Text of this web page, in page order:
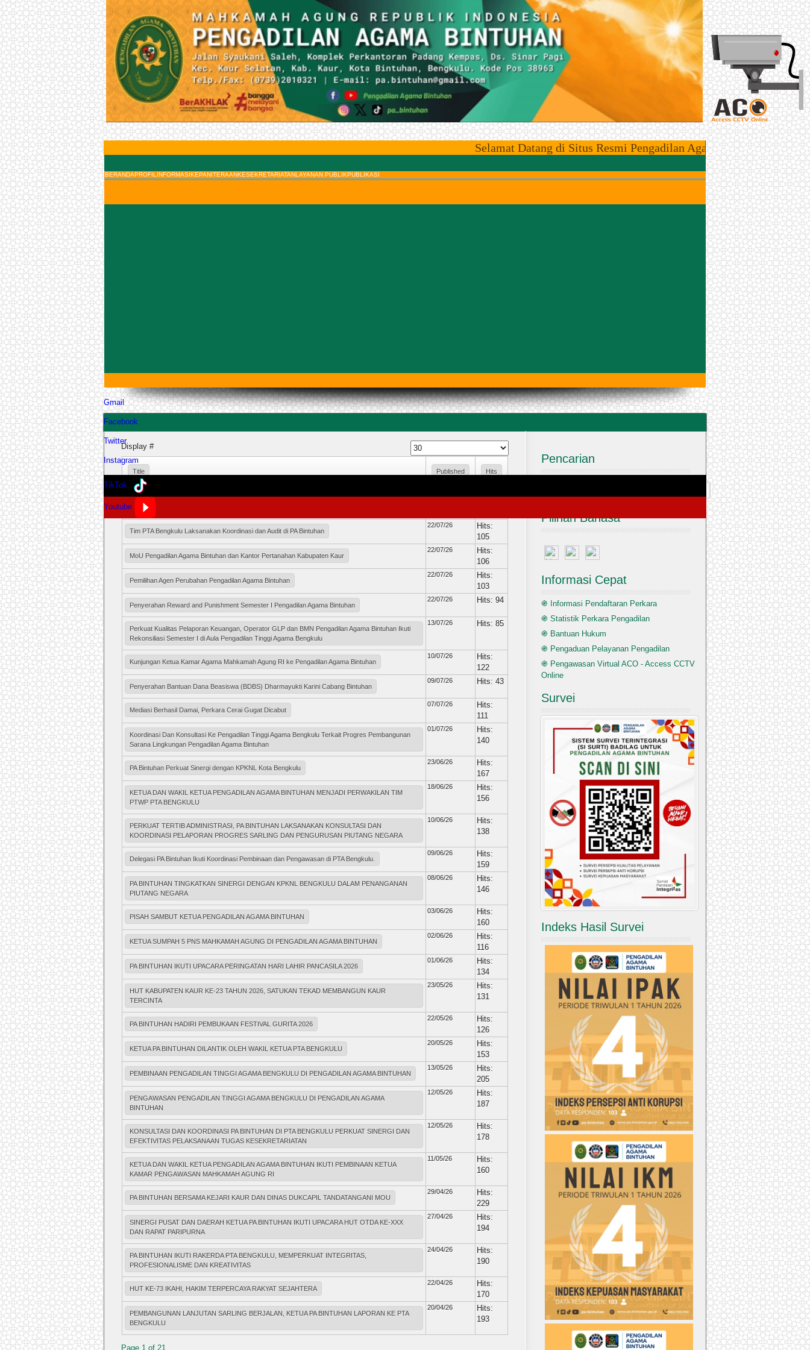
Selamat Datang di Situs Resmi Pengadilan Agama Bintuhan, Kawasan
BERANDAPROFIL INFORMASIKEPANITERAANKESEKRETARIATANLAYANAN PUBLIKPUBLIKASI
Gmail
Facebook
Twitter
Instagram
TikTok
Youtube
Display #
Title
Published
Hits
Alhamdulillah! Mediasi Perkara Cerai Gugat di PA Bintuhan Berhasil Damai
Tim PTA Bengkulu Laksanakan Koordinasi dan Audit di PA Bintuhan
22/07/26
Hits:
105
MoU Pengadilan Agama Bintuhan dan Kantor Pertanahan Kabupaten Kaur
22/07/26
Hits:
106
Pemilihan Agen Perubahan Pengadilan Agama Bintuhan
22/07/26
Hits:
103
Penyerahan Reward and Punishment Semester I Pengadilan Agama Bintuhan
22/07/26 Hits: 94
Perkuat Kualitas Pelaporan Keuangan, Operator GLP dan BMN Pengadilan Agama Bintuhan Ikuti
Rekonsiliasi Semester I di Aula Pengadilan Tinggi Agama Bengkulu
13/07/26 Hits: 85
Kunjungan Ketua Kamar Agama Mahkamah Agung RI ke Pengadilan Agama Bintuhan
10/07/26
Hits:
122
Penyerahan Bantuan Dana Beasiswa (BDBS) Dharmayukti Karini Cabang Bintuhan
09/07/26 Hits: 43
Mediasi Berhasil Damai, Perkara Cerai Gugat Dicabut
07/07/26
Hits:
111
Koordinasi Dan Konsultasi Ke Pengadilan Tinggi Agama Bengkulu Terkait Progres Pembangunan
Sarana Lingkungan Pengadilan Agama Bintuhan
01/07/26
Hits:
140
PA Bintuhan Perkuat Sinergi dengan KPKNL Kota Bengkulu
23/06/26
Hits:
167
KETUA DAN WAKIL KETUA PENGADILAN AGAMA BINTUHAN MENJADI PERWAKILAN TIM
PTWP PTA BENGKULU
18/06/26
Hits:
156
PERKUAT TERTIB ADMINISTRASI, PA BINTUHAN LAKSANAKAN KONSULTASI DAN
KOORDINASI PELAPORAN PROGRES SARLING DAN PENGURUSAN PIUTANG NEGARA
10/06/26
Hits:
138
Delegasi PA Bintuhan Ikuti Koordinasi Pembinaan dan Pengawasan di PTA Bengkulu.
09/06/26
Hits:
159
PA BINTUHAN TINGKATKAN SINERGI DENGAN KPKNL BENGKULU DALAM PENANGANAN
PIUTANG NEGARA
08/06/26
Hits:
146
PISAH SAMBUT KETUA PENGADILAN AGAMA BINTUHAN
03/06/26
Hits:
160
KETUA SUMPAH 5 PNS MAHKAMAH AGUNG DI PENGADILAN AGAMA BINTUHAN
02/06/26
Hits:
116
PA BINTUHAN IKUTI UPACARA PERINGATAN HARI LAHIR PANCASILA 2026
01/06/26
Hits:
134
HUT KABUPATEN KAUR KE-23 TAHUN 2026, SATUKAN TEKAD MEMBANGUN KAUR
TERCINTA
23/05/26
Hits:
131
PA BINTUHAN HADIRI PEMBUKAAN FESTIVAL GURITA 2026
22/05/26
Hits:
126
KETUA PA BINTUHAN DILANTIK OLEH WAKIL KETUA PTA BENGKULU
20/05/26
Hits:
153
PEMBINAAN PENGADILAN TINGGI AGAMA BENGKULU DI PENGADILAN AGAMA BINTUHAN
13/05/26
Hits:
205
PENGAWASAN PENGADILAN TINGGI AGAMA BENGKULU DI PENGADILAN AGAMA
BINTUHAN
12/05/26
Hits:
187
KONSULTASI DAN KOORDINASI PA BINTUHAN DI PTA BENGKULU PERKUAT SINERGI DAN
EFEKTIVITAS PELAKSANAAN TUGAS KESEKRETARIATAN
12/05/26
Hits:
178
KETUA DAN WAKIL KETUA PENGADILAN AGAMA BINTUHAN IKUTI PEMBINAAN KETUA
KAMAR PENGAWASAN MAHKAMAH AGUNG RI
11/05/26
Hits:
160
PA BINTUHAN BERSAMA KEJARI KAUR DAN DINAS DUKCAPIL TANDATANGANI MOU
29/04/26
Hits:
229
SINERGI PUSAT DAN DAERAH KETUA PA BINTUHAN IKUTI UPACARA HUT OTDA KE-XXX
DAN RAPAT PARIPURNA
27/04/26
Hits:
194
PA BINTUHAN IKUTI RAKERDA PTA BENGKULU, MEMPERKUAT INTEGRITAS,
PROFESIONALISME DAN KREATIVITAS
24/04/26
Hits:
190
HUT KE-73 IKAHI, HAKIM TERPERCAYA RAKYAT SEJAHTERA
22/04/26
Hits:
170
PEMBANGUNAN LANJUTAN SARLING BERJALAN, KETUA PA BINTUHAN LAPORAN KE PTA
BENGKULU
20/04/26
Hits:
193
Page 1 of 21
Pencarian
Pilihan Bahasa
Informasi Cepat
֍ Informasi Pendaftaran Perkara
֍ Statistik Perkara Pengadilan
֍ Bantuan Hukum
֍ Pengaduan Pelayanan Pengadilan
֍ Pengawasan Virtual ACO - Access CCTV
Online
Survei
Indeks Hasil Survei